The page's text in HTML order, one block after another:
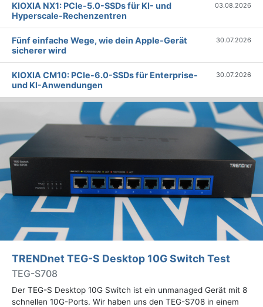
KIOXIA NX1: PCIe-5.0-SSDs für KI- und
Hyperscale-Rechenzentren
03.08.2026
Fünf einfache Wege, wie dein Apple-Gerät
sicherer wird
30.07.2026
KIOXIA CM10: PCIe-6.0-SSDs für Enterprise-
und KI-Anwendungen
30.07.2026
TRENDnet TEG-S Desktop 10G Switch Test
TEG-S708
Der TEG-S Desktop 10G Switch ist ein unmanaged Gerät mit 8
schnellen 10G-Ports. Wir haben uns den TEG-S708 in einem